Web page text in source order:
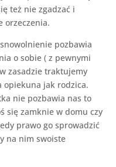
też nie zgadzać i
orzeczenia.
pozbawia
o sobie ( z pewnymi
zasadzie traktujemy
opiekuna jak rodzica.
nie pozbawia nas to
się zamknie w domu czy
prawo go sprowadzić
na nim swoiste